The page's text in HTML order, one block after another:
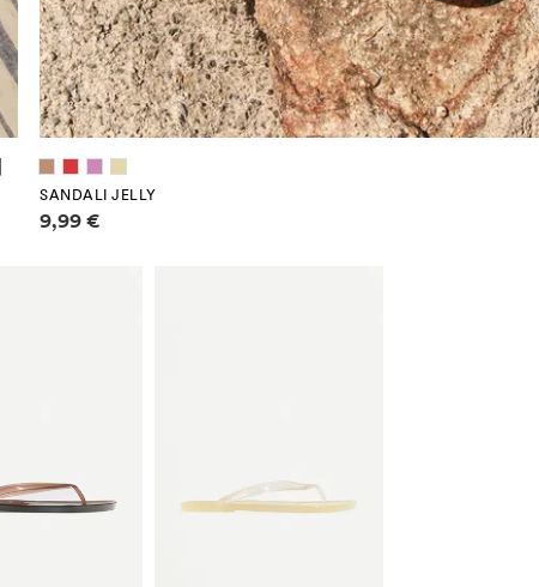
SANDALI JELLY
Informazioni sui prezzi
9,99 €